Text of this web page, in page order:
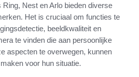
Nest en Arlo bieden diverse
Het is cruciaal om functies te
beeldkwaliteit en
te vinden die aan persoonlijke
aspecten te overwegen, kunnen
voor hun situatie.